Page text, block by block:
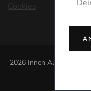
Cookies
2026 Innen Außen Oben |
.